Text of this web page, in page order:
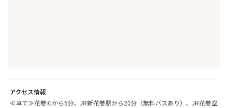
アクセス情報
≪車で≫花巻ICから5分、JR新花巻駅から20分（無料バスあり）、JR花巻空